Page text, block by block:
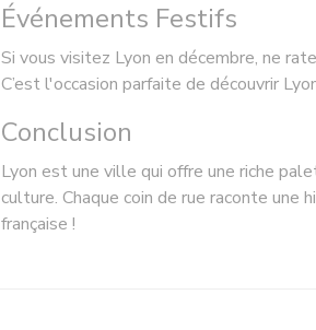
Événements Festifs
Si vous visitez Lyon en décembre, ne
C’est l'occasion parfaite de découvrir
Conclusion
Lyon est une ville qui offre une riche
culture. Chaque coin de rue raconte
française !